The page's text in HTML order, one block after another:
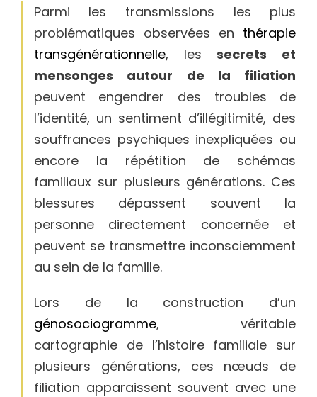
Parmi les transmissions les plus
problématiques observées en thérapie
transgénérationnelle, lessecrets et
mensonges autour de la filiation
peuvent engendrer des troubles de
l’identité, un sentiment d’illégitimité, des
souffrances psychiques inexpliquées ou
encore la répétition de schémas
familiaux sur plusieurs générations. Ces
blessures dépassent souvent la
personne directement concernée et
peuvent se transmettre inconsciemment
au sein de la famille.
Lors de la construction d’un
génosociogramme, véritable
cartographie de l’histoire familiale sur
plusieurs générations, ces nœuds de
filiation apparaissent souvent avec une